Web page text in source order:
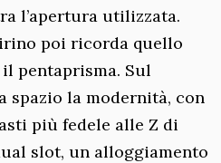
l’apertura utilizzata.
poi ricorda quello
pentaprisma. Sul
spazio la modernità, con
più fedele alle Z di
slot, un alloggiamento